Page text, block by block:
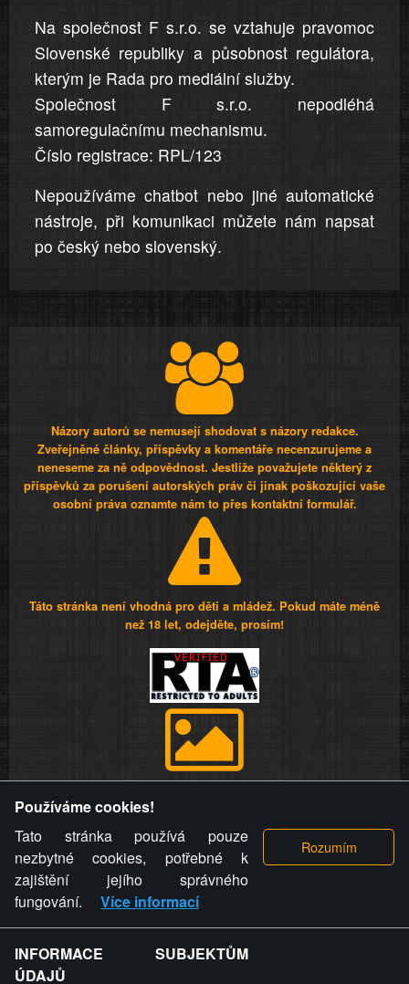
Na společnost F s.r.o. se vztahuje pravomoc
Slovenské republiky a působnost regulátora,
kterým je Rada pro mediální služby.
Společnost F s.r.o. nepodléhá
samoregulačnímu mechanismu.
Číslo registrace: RPL/123
Nepoužíváme chatbot nebo jiné automatické
nástroje, při komunikaci můžete nám napsat
po český nebo slovenský.
Názory autorů se nemusejí shodovat s názory redakce.
Zveřejněné články, příspěvky a komentáře necenzurujeme a
neneseme za ně odpovědnost. Jestliže považujete některý z
příspěvků za porušení autorských práv či jinak poškozující vaše
osobní práva oznamte nám to přes kontaktní formulář.
Táto stránka není vhodná pro děti a mládež. Pokud máte méně
než 18 let, odejděte, prosím!
videa a komentáře. Osoba, které se toto opatření provozovatele
stránky týče, ani osoba, která umístila fotografii nebo video na
stránku, nemůže z důvodu odstranění fotografie, videa nebo
komentáře pro výše uvedenou okolnost uplatnit vůči
provozovateli stránky žádný nárok na náhradu škody nebo
nemajetkové újmy.
ZVRÁCENÝ.CZ - Svět není zvrácenej. To jen
Používáme cookies!
Tato stránka používá pouze
nezbytné cookies, potřebné k
zajištění jejího správného
fungování.
Více informací
INFORMACE SUBJEKTŮM
ÚDAJŮ